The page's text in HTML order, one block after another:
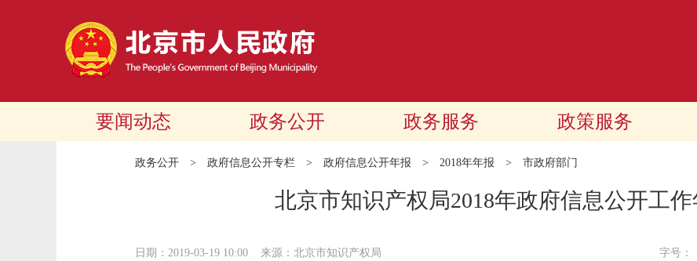
要闻动态 政务公开 政务服务 政策服务
政务公开 > 政府信息公开专栏 > 政府信息公开年报 > 2018年年报 > 市政府部门
北京市知识产权局2018年政府信息公开工
日期：2019-03-19 10:00 来源：北京市知识产权局 字号：